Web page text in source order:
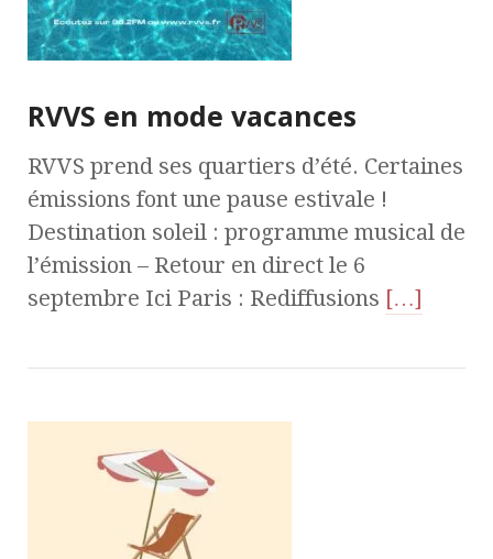
RVVS en mode vacances
RVVS prend ses quartiers d’été. Certaines
émissions font une pause estivale !
Destination soleil : programme musical de
l’émission – Retour en direct le 6
septembre Ici Paris : Rediffusions […]